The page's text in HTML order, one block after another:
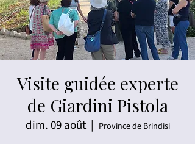
Visite guidée experte
de Giardini Pistola
dim. 09 août
  |
Province de Brindisi